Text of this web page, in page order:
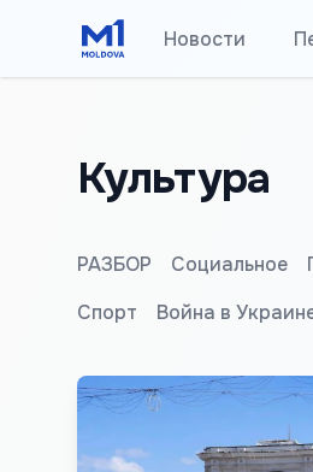
Новости
Культура
РАЗБОР Социальное
Спорт
Война в